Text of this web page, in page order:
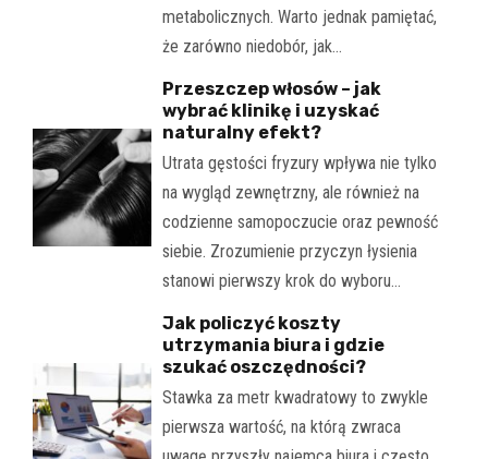
metabolicznych. Warto jednak pamiętać,
że zarówno niedobór, jak…
Przeszczep włosów – jak
wybrać klinikę i uzyskać
naturalny efekt?
Utrata gęstości fryzury wpływa nie tylko
na wygląd zewnętrzny, ale również na
codzienne samopoczucie oraz pewność
siebie. Zrozumienie przyczyn łysienia
stanowi pierwszy krok do wyboru…
Jak policzyć koszty
utrzymania biura i gdzie
szukać oszczędności?
Stawka za metr kwadratowy to zwykle
pierwsza wartość, na którą zwraca